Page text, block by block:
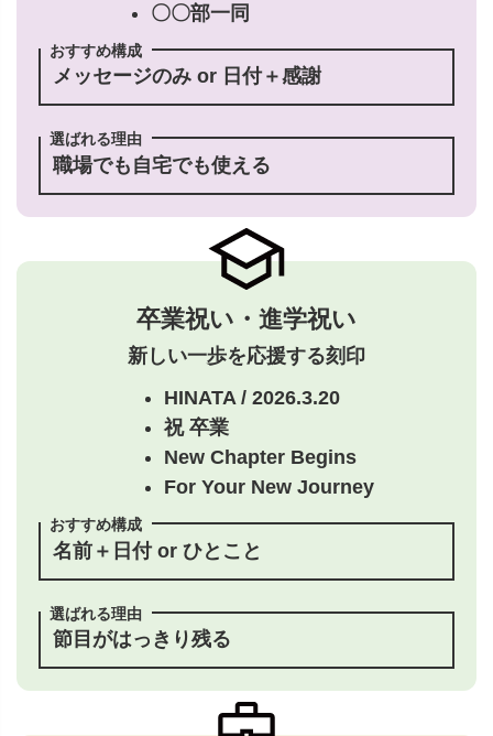
〇〇部一同
おすすめ構成
メッセージのみ or 日付＋感謝
選ばれる理由
職場でも自宅でも使える
卒業祝い・進学祝い
新しい一歩を応援する刻印
HINATA / 2026.3.20
祝 卒業
New Chapter Begins
For Your New Journey
おすすめ構成
名前＋日付 or ひとこと
選ばれる理由
節目がはっきり残る